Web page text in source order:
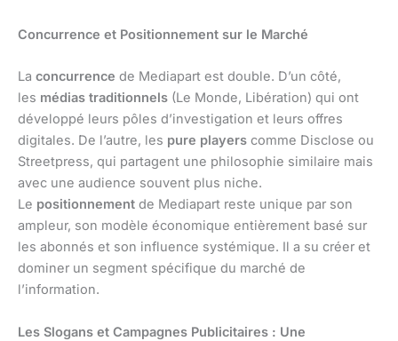
Concurrence et Positionnement sur le Marché
La concurrence de Mediapart est double. D’un côté,
les médias traditionnels (Le Monde, Libération) qui ont
développé leurs pôles d’investigation et leurs offres
digitales. De l’autre, les pure players comme Disclose ou
Streetpress, qui partagent une philosophie similaire mais
avec une audience souvent plus niche.
Le positionnement de Mediapart reste unique par son
ampleur, son modèle économique entièrement basé sur
les abonnés et son influence systémique. Il a su créer et
dominer un segment spécifique du marché de
l’information.
Les Slogans et Campagnes Publicitaires : Une